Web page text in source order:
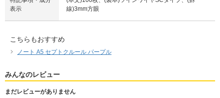
表示
線)3mm方眼
こちらもおすすめ
ノート A5 セプトクルール パープル
みんなのレビュー
まだレビューがありません